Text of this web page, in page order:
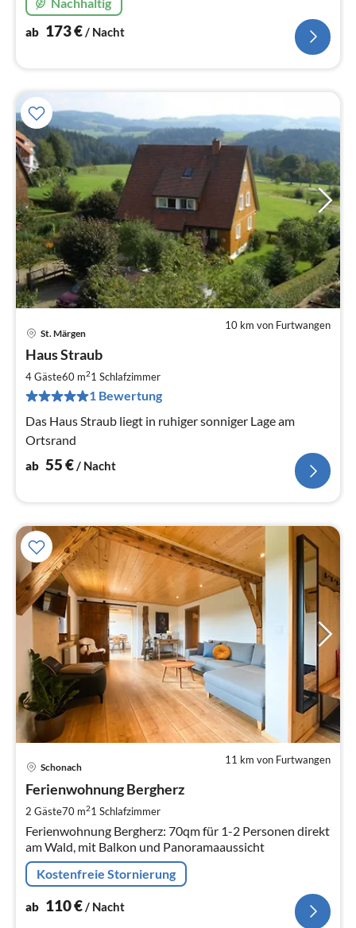
ab 173€/ Nacht
10 km von Furtwangen
St. Märgen
Haus Straub
4 Gäste60 m21 Schlafzimmer
1 Bewertung
Das Haus Straub liegt in ruhiger sonniger Lage am
Ortsrand
ab 55€/ Nacht
11 km von Furtwangen
Schonach
Ferienwohnung Bergherz
2 Gäste70 m21 Schlafzimmer
Ferienwohnung Bergherz: 70qm für 1-2 Personen direkt
am Wald, mit Balkon und Panoramaaussicht
Kostenfreie Stornierung
ab 110€/ Nacht